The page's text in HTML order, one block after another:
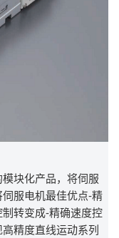
块化产品，将伺服
服电机最佳优点-精
转变成-精确速度控
精度直线运动系列